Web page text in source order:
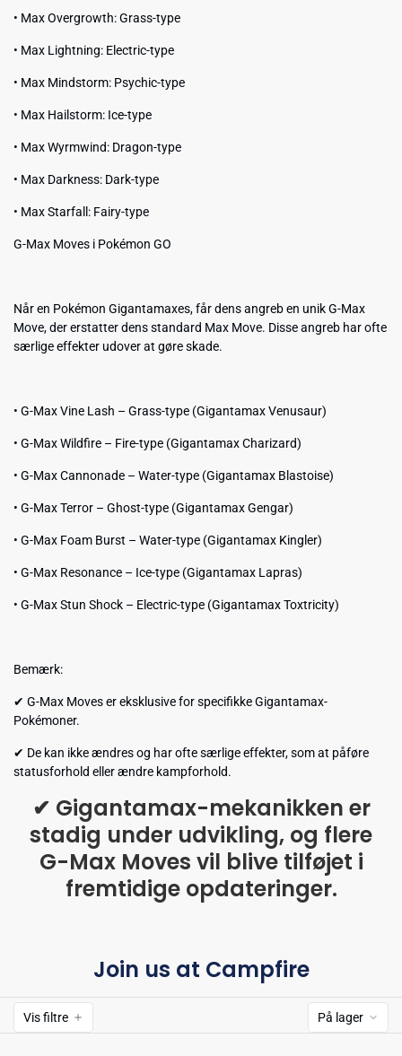
• Max Overgrowth: Grass-type
• Max Lightning: Electric-type
• Max Mindstorm: Psychic-type
• Max Hailstorm: Ice-type
• Max Wyrmwind: Dragon-type
• Max Darkness: Dark-type
• Max Starfall: Fairy-type
G-Max Moves i Pokémon GO
Når en Pokémon Gigantamaxes, får dens angreb en unik G-Max
Move, der erstatter dens standard Max Move. Disse angreb har ofte
særlige effekter udover at gøre skade.
• G-Max Vine Lash – Grass-type (Gigantamax Venusaur)
• G-Max Wildfire – Fire-type (Gigantamax Charizard)
• G-Max Cannonade – Water-type (Gigantamax Blastoise)
• G-Max Terror – Ghost-type (Gigantamax Gengar)
• G-Max Foam Burst – Water-type (Gigantamax Kingler)
• G-Max Resonance – Ice-type (Gigantamax Lapras)
• G-Max Stun Shock – Electric-type (Gigantamax Toxtricity)
Bemærk:
✔ G-Max Moves er eksklusive for specifikke Gigantamax-
Pokémoner.
✔ De kan ikke ændres og har ofte særlige effekter, som at påføre
statusforhold eller ændre kampforhold.
✔ Gigantamax-mekanikken er
stadig under udvikling, og flere
G-Max Moves vil blive tilføjet i
fremtidige opdateringer.
Join us at Campfire
Vis filtre På lager